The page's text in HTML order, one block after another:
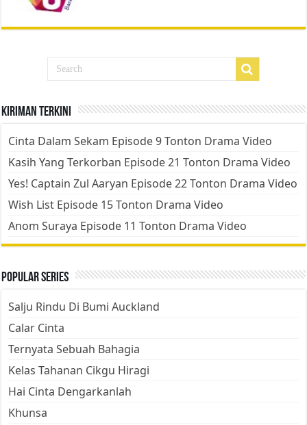
Kiriman Terkini
Cinta Dalam Sekam Episode 9 Tonton Drama Video
Kasih Yang Terkorban Episode 21 Tonton Drama Video
Yes! Captain Zul Aaryan Episode 22 Tonton Drama Video
Wish List Episode 15 Tonton Drama Video
Anom Suraya Episode 11 Tonton Drama Video
Popular Series
Salju Rindu Di Bumi Auckland
Calar Cinta
Ternyata Sebuah Bahagia
Kelas Tahanan Cikgu Hiragi
Hai Cinta Dengarkanlah
Khunsa